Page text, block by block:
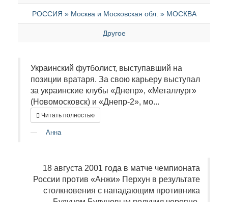
РОССИЯ » Москва и Московская обл. » МОСКВА
Другое
Украинский футболист, выступавший на
позиции вратаря. За свою карьеру выступал
за украинские клубы «Днепр», «Металлург»
(Новомосковск) и «Днепр-2», мо...
Читать полностью
Анна
18 августа 2001 года в матче чемпионата
России против «Анжи» Перхун в результате
столкновения с нападающим противника